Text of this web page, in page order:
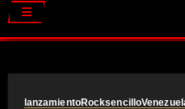
lanzamientoRocksencillo